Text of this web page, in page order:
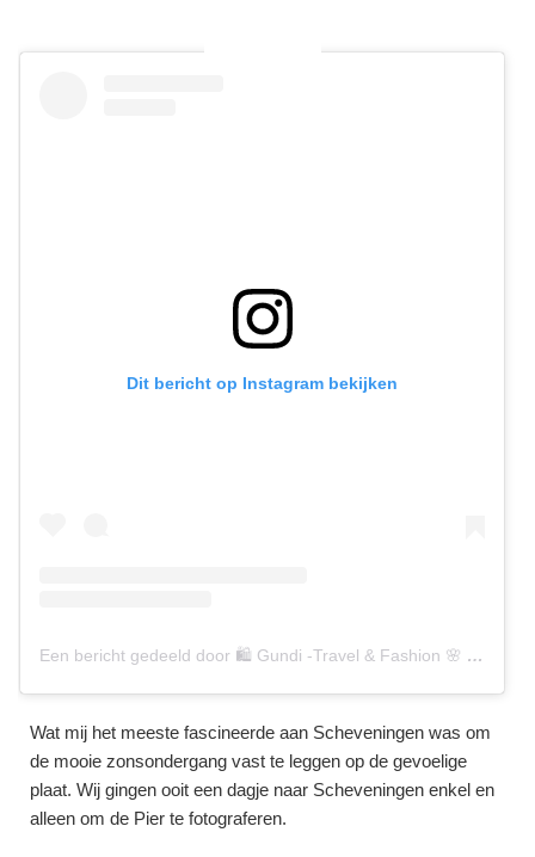
Dit bericht op Instagram bekijken
Een bericht gedeeld door 🛍 Gundi -Travel & Fashion 🌸 (@gundiscover)
Wat mij het meeste fascineerde aan Scheveningen was om
de mooie zonsondergang vast te leggen op de gevoelige
plaat. Wij gingen ooit een dagje naar Scheveningen enkel en
alleen om de Pier te fotograferen.